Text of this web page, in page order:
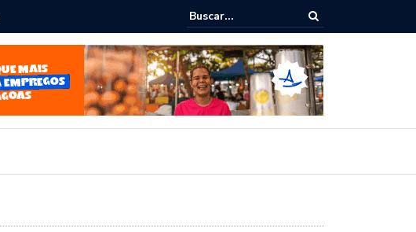
Brasil repudia revogação de visto de embaixadora nos EUA